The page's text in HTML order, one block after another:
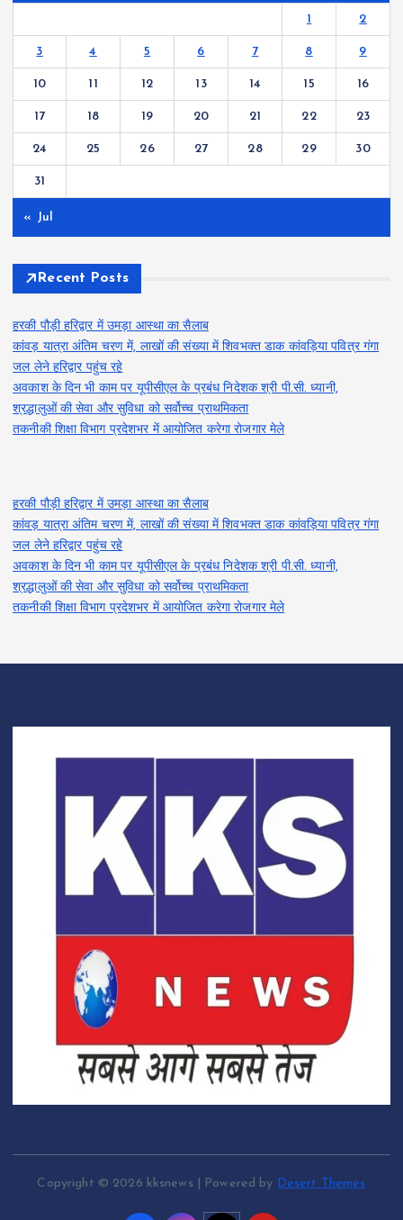
1 2
3 4 5 6 7 8 9
10 11 12 13 14 15 16
17 18 19 20 21 22 23
24 25 26 27 28 29 30
31
« Jul
Recent Posts
हरकी पौड़ी हरिद्वार में उमड़ा आस्था का सैलाब
कांवड़ यात्रा अंतिम चरण में, लाखों की संख्या में शिवभक्त डाक कांवड़िया पवित्र गंगा
जल लेने हरिद्वार पहुंच रहे
अवकाश के दिन भी काम पर यूपीसीएल के प्रबंध निदेशक श्री पी.सी. ध्यानी,
श्रद्धालुओं की सेवा और सुविधा को सर्वोच्च प्राथमिकता
तकनीकी शिक्षा विभाग प्रदेशभर में आयोजित करेगा रोजगार मेले
हरकी पौड़ी हरिद्वार में उमड़ा आस्था का सैलाब
कांवड़ यात्रा अंतिम चरण में, लाखों की संख्या में शिवभक्त डाक कांवड़िया पवित्र गंगा
जल लेने हरिद्वार पहुंच रहे
अवकाश के दिन भी काम पर यूपीसीएल के प्रबंध निदेशक श्री पी.सी. ध्यानी,
श्रद्धालुओं की सेवा और सुविधा को सर्वोच्च प्राथमिकता
तकनीकी शिक्षा विभाग प्रदेशभर में आयोजित करेगा रोजगार मेले
Copyright © 2026 kksnews | Powered by Desert Themes